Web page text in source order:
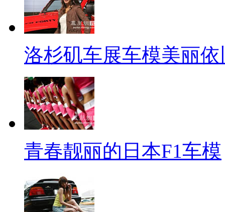
洛杉矶车展车模美丽依
青春靓丽的日本F1车模